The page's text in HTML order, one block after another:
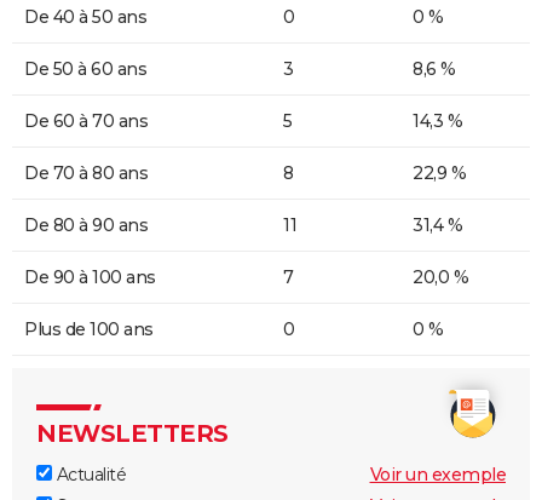
De 40 à 50 ans 0 0 %
De 50 à 60 ans 3 8,6 %
De 60 à 70 ans 5 14,3 %
De 70 à 80 ans 8 22,9 %
De 80 à 90 ans 11 31,4 %
De 90 à 100 ans 7 20,0 %
Plus de 100 ans 0 0 %
NEWSLETTERS
Actualité
Voir un exemple